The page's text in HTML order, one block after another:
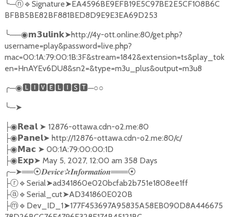
╰─ⓝ🔹 Signature➤EA4596BE9EFB19E5C97BE2E5CF108B6C
BFBB5BE82BF881BED8D9E9E3EA69D253
╰──◉𝗺𝟯𝘂𝗹𝗶𝗻𝗸➤http://4y-ott.online:80/get.php?
username=play&password=live.php?
mac=00:1A:79:00:1B:3F&stream=1842&extension=ts&play_tok
en=HnAYEv6DU8&sn2=&type=m3u_plus&output=m3u8
╭─◉🅻🅸🆅🅴🅻🅸🆂🆃─○○
╰─➤
├◉ 𝗥𝗲𝗮𝗹 ➤ 12876-ottawa.cdn-o2.me:80
├◉ 𝗣𝗮𝗻𝗲𝗹➤ http://12876-ottawa.cdn-o2.me:80/c/
├◉ 𝗠𝗮𝗰 ➤ 00:1A:79:00:00:1D
├◉ 𝗘𝘅𝗽➤ May 5, 2027, 12:00 am 358 Days
╭─➤══⦿𝑫𝒆𝒗𝒊𝒄𝒆✰𝑰𝒏𝒇𝒐𝒓𝒎𝒂𝒕𝒊𝒐𝒏═══⦿
├ⓡ🔹 Serial➤ad341860e020bcfab2b751e1808ee1ff
├ⓐ🔹 Serial_cut➤AD341860E020B
├ⓜ🔹 Dev_ID_1➤177F453697A95835A58EB090D8A446675